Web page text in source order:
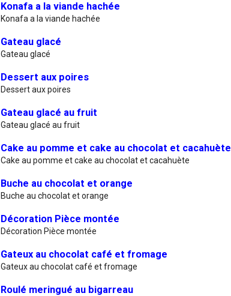
Konafa a la viande hachée
Konafa a la viande hachée
Gateau glacé
Gateau glacé
Dessert aux poires
Dessert aux poires
Gateau glacé au fruit
Gateau glacé au fruit
Cake au pomme et cake au chocolat et cacahuète
Cake au pomme et cake au chocolat et cacahuète
Buche au chocolat et orange
Buche au chocolat et orange
Décoration Pièce montée
Décoration Pièce montée
Gateux au chocolat café et fromage
Gateux au chocolat café et fromage
Roulé meringué au bigarreau